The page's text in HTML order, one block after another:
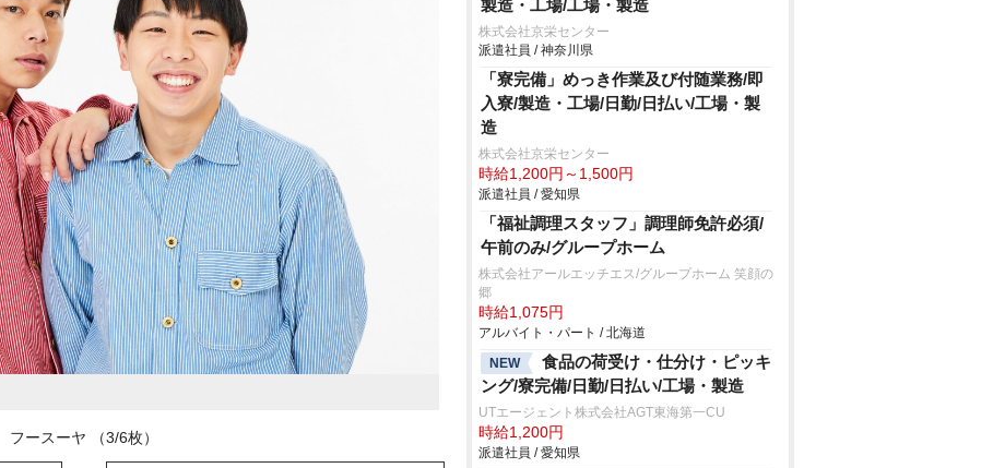
フースーヤ （3/6枚）
製造・工場/工場・製造
株式会社京栄センター
派遣社員 / 神奈川県
「寮完備」めっき作業及び付随業務/即
入寮/製造・工場/日勤/日払い/工場・製
造
株式会社京栄センター
時給1,200円～1,500円
派遣社員 / 愛知県
「福祉調理スタッフ」調理師免許必須/
午前のみ/グループホーム
株式会社アールエッチエス/グループホーム 笑顔の
郷
時給1,075円
アルバイト・パート / 北海道
NEW
食品の荷受け・仕分け・ピッキ
ング/寮完備/日勤/日払い/工場・製造
UTエージェント株式会社AGT東海第一CU
時給1,200円
派遣社員 / 愛知県